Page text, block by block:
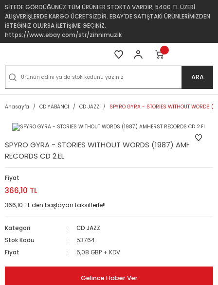
SİTEDE GÖRDÜĞÜNÜZ TÜM ÜRÜNLER STOKTA VARDIR, 5400 TL ÜZERİ
ALIŞVERİŞLERDE KARGO ÜCRETSİZDİR. EBAY'DE SATIŞTAKİ ÜRÜNLERİMİZDEN
İSTEĞİNİZ OLURSA İLETİŞİME GEÇİNİZ.
https://www.ebay.com/str/zihnimuzik
ARA
Anasayfa CD YABANCI CD JAZZ SPYRO GYRA - STORIES WITHOUT WORDS
SPYRO GYRA - STORIES WITHOUT WORDS (1987) AMHERST
RECORDS CD 2.EL
Fiyat
366,10 TL
366,10 TL den başlayan taksitlerle!!
Kategori
CD JAZZ
Stok Kodu
53764
Fiyat
5,08 GBP + KDV
Gelince Haber Ver